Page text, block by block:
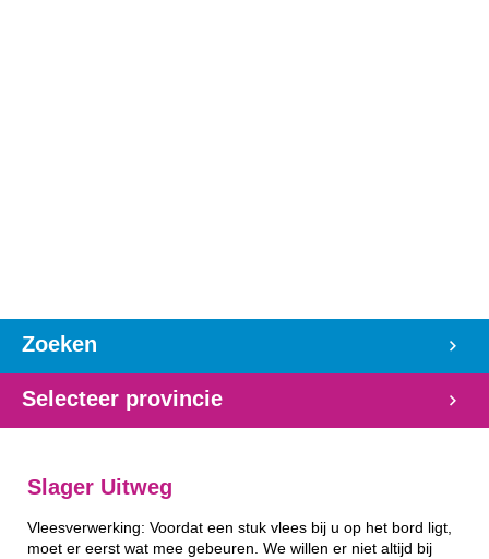
Zoeken
Selecteer provincie
Slager Uitweg
Vleesverwerking: Voordat een stuk vlees bij u op het bord ligt,
moet er eerst wat mee gebeuren. We willen er niet altijd bij